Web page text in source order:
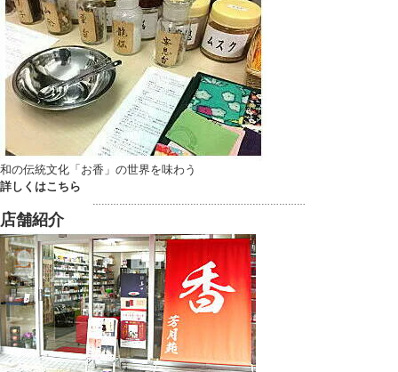
和の伝統文化「お香」の世界を味わう
詳しくはこちら
店舗紹介